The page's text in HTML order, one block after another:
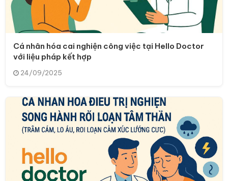
Cá nhân hóa cai nghiện công việc tại Hello Doctor
với liệu pháp kết hợp
24/09/2025